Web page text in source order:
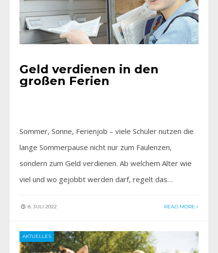
Geld verdienen in den
großen Ferien
Sommer, Sonne, Ferienjob – viele Schüler nutzen die
lange Sommerpause nicht nur zum Faulenzen,
sondern zum Geld verdienen. Ab welchem Alter wie
viel und wo gejobbt werden darf, regelt das…
8. JULI 2022 READ MORE
AKTUELLES